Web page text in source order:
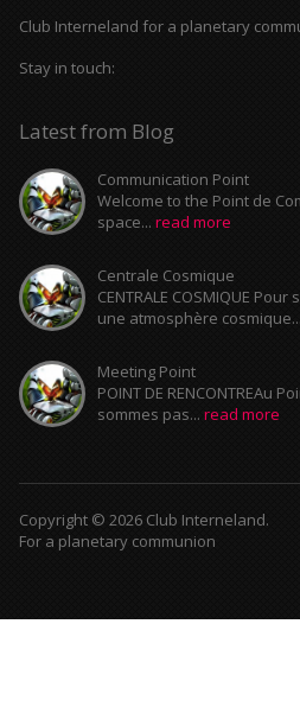
Club Interneland for a planetary
Stay in touch:
Latest from Blog
Communication Point
Welcome to the Point de
space... read more
Centrale Cosmique
CENTRALE COSMIQUE
une atmosphère cosmique...
Meeting Point
POINT DE RENCONTREAu
sommes pas... read more
Copyright © 2026 Club Interneland.
For a planetary communion